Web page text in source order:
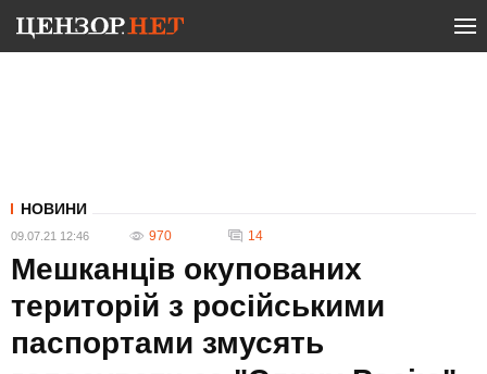
НОВИНИ
09.07.21 12:46 970 14
Мешканців окупованих
територій з російськими
паспортами змусять